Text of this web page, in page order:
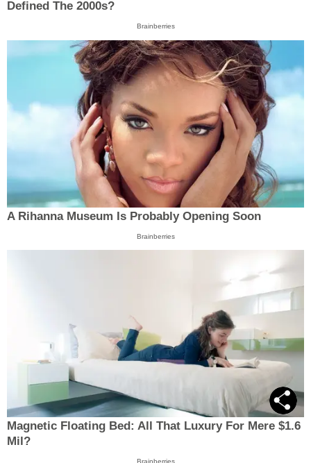
Defined The 2000s?
Brainberries
A Rihanna Museum Is Probably Opening Soon
Brainberries
Magnetic Floating Bed: All That Luxury For Mere $1.6
Mil?
Brainberries